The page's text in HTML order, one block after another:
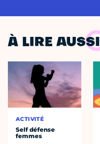
À LIRE AUSSI
ACTIVITÉ
Self défense
femmes